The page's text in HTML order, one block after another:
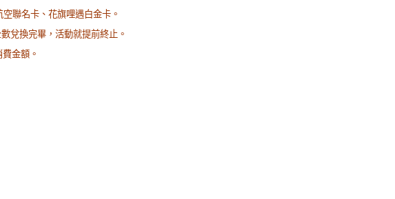
聯名卡、花旗哩遇白金卡。
兌換完畢，活動就提前終止。
金額。